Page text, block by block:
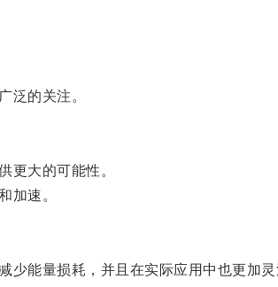
的关注。
大的可能性。
加速。
能量损耗，并且在实际应用中也更加灵